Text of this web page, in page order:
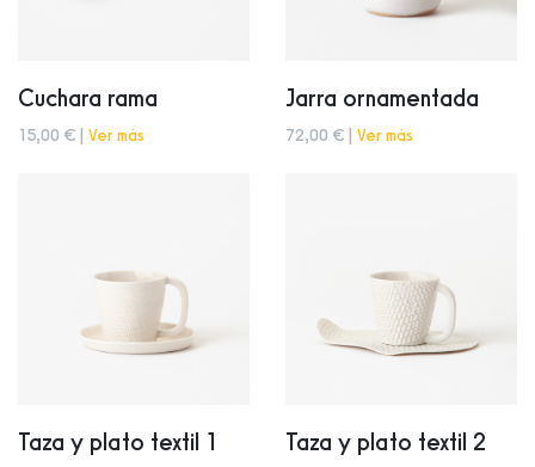
Cuchara rama
15,00 € | Ver más
Jarra ornamentada
72,00 € | Ver más
Taza y plato textil 1 Taza y plato textil 2